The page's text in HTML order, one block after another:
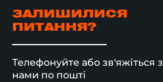
ЗАЛИШИЛИСЯ
ПИТАННЯ?
Телефонуйте або зв'яжіться з
нами по пошті